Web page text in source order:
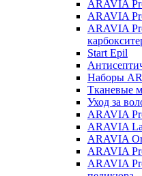
ARAVIA
ARAVIA
ARAVIA
Start Epil
Наборы
Тканевые
Уход за
ARAVIA
ARAVIA
ARAVIA
ARAVIA
ARAVIA